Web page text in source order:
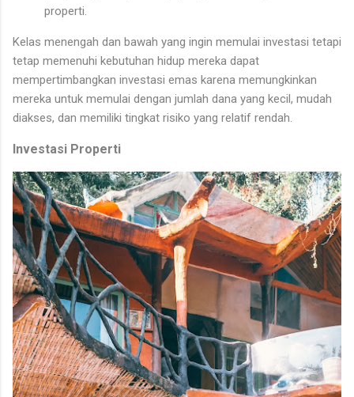
properti.
Kelas menengah dan bawah yang ingin memulai investasi tetapi
tetap memenuhi kebutuhan hidup mereka dapat
mempertimbangkan investasi emas karena memungkinkan
mereka untuk memulai dengan jumlah dana yang kecil, mudah
diakses, dan memiliki tingkat risiko yang relatif rendah.
Investasi Properti